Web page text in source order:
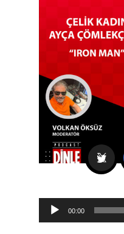
Audio
Player
00:00